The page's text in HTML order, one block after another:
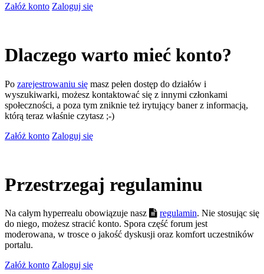
Załóż konto Zaloguj się
Dlaczego warto mieć konto?
Po zarejestrowaniu się masz pełen dostęp do działów i
wyszukiwarki, możesz kontaktować się z innymi członkami
społeczności, a poza tym zniknie też irytujący baner z informacją,
którą teraz właśnie czytasz ;-)
Załóż konto Zaloguj się
Przestrzegaj regulaminu
Na całym hyperrealu obowiązuje nasz regulamin. Nie stosując się
do niego, możesz stracić konto. Spora część forum jest
moderowana, w trosce o jakość dyskusji oraz komfort uczestników
portalu.
Załóż konto Zaloguj się